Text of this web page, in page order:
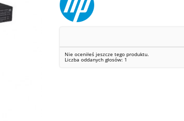
Nie oceniłeś jeszcze tego produktu.
Liczba oddanych głosów: 1